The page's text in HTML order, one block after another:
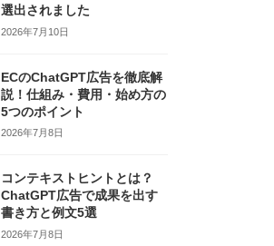
選出されました
2026年7月10日
ECのChatGPT広告を徹底解
説！仕組み・費用・始め方の
5つのポイント
2026年7月8日
コンテキストヒントとは？
ChatGPT広告で成果を出す
書き方と例文5選
2026年7月8日